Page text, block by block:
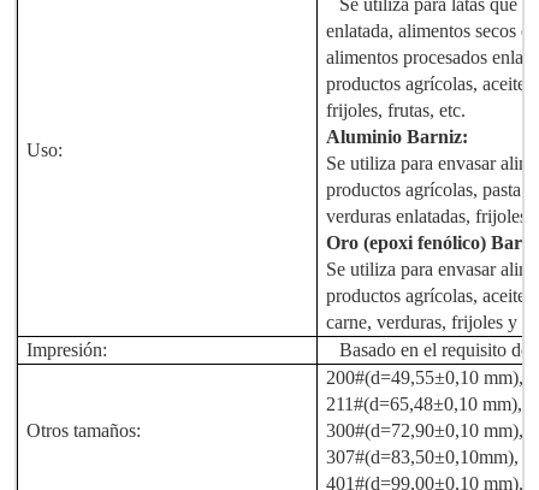
Uso:
Se utiliza para latas que
enlatada, alimentos secos
alimentos procesados
productos agrícolas, aceite
frijoles, frutas, etc.
AluminioBarniz:
Se utiliza para envasar
productos agrícolas, pasta
verduras enlatadas, frijoles
Oro (epoxi fenólico)
Se utiliza para envasar
productos agrícolas, aceite
carne, verduras, frijoles y
Impresión:
Basado en el requisito del
Otros tamaños:
200#(d=49,55±0,10 mm),
211#(d=65,48±0,10 mm),
300#(d=72,90±0,10 mm),
307#(d=83,50±0,10mm),
401#(d=99,00±0,10 mm),